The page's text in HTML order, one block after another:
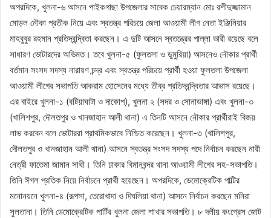
অপরদিকে, খুলনা-৬ আসনে পাইকগাছা উপজেলার সাবেক চেয়ারম্যান মোঃ রশীদুজ্জামান
মোড়ল নৌকা প্রতীক নিয়ে এবং স্বতন্ত্র পরিচয়ে জেলা আওয়ামী লীগ নেতা ইঞ্জিনিয়ার
মাহবুবুর রহমান প্রতিদ্বন্দ্বিতা করছেন। এ দুটি আসনে স্বতন্ত্রের পাল্লা ভারী রয়েছে বলে
সাধারণ ভোটারদের অভিমত। তবে খুলনা-৫ (ফুলতলা ও ডুমুরিয়া) আসনেও নৌকার প্রার্থী
বর্তমান সংসদ সদস্য নারায়ণ চন্দ্র এবং স্বতন্ত্র পরিচয়ে প্রার্থী হওয়া ফুলতলা উপজেলা
আওয়ামী লীগের সভাপতি আকরাম হোসেনের মধ্যে তীব্র প্রতিদ্বন্দ্বিতার আভাস রয়েছে।
এর বাইরে খুলনা-১ (বটিয়াঘাটা ও দাকোপ), খুলনা ২ (সদর ও সোনাডাঙ্গা) এবং খুলনা-৩
(খালিশপুর, দৌলতপুর ও খানজাহান আলী থানা) এ তিনটি আসনে নৌকার প্রার্থীরাই বিজয়
লাভ করবেন বলে ভোটাররা প্রাথমিকভাবে নিশ্চিত করেছেন। খুলনা-৩ (খালিশপুর,
দৌলতপুর ও খানজাহান আলী থানা) আসনে স্বতন্ত্র সংসদ সদস্য পদে নির্বাচন করছেন নারী
নেত্রী ফাতেমা জামান সাথী। তিনি ঢাকার বিমানবন্দর থানা আওয়ামী লীগের সহ-সভাপতি।
তিনি ঈগল প্রতিক নিয়ে নির্বাচনে প্রার্থী হয়েছেন। অপরদিকে, ডেমোক্রেটিক পাল্টির
মনোনয়নে খুলনা-৪ (রূপসা, তেরোখাদা ও দিঘলিয়া থানা) আসনে নির্বাচন করছেন মনিরা
সুলতানা। তিনি ডেমোক্রেটিক পার্টির খুলনা জেলা শাখার সভাপতি। ৮ দলীয় কংগ্রেস জোট